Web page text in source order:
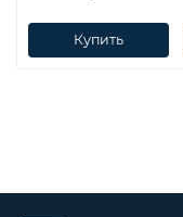
Купить